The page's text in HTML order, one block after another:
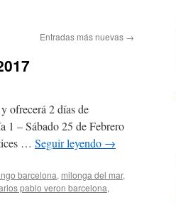
Entradas más nuevas →
ofrecerá 2 días de
Sábado 25 de Febrero
… Seguir leyendo →
barcelona, milonga del mar,
pablo veron barcelona,